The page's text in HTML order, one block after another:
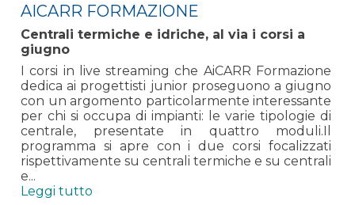
AICARR FORMAZIONE
Centrali termiche e idriche, al via i corsi a
giugno
I corsi in live streaming che AiCARR Formazione
dedica ai progettisti junior proseguono a giugno
con un argomento particolarmente interessante
per chi si occupa di impianti: le varie tipologie di
centrale, presentate in quattro moduli.Il
programma si apre con i due corsi focalizzati
rispettivamente su centrali termiche e su centrali
e...
Leggi tutto